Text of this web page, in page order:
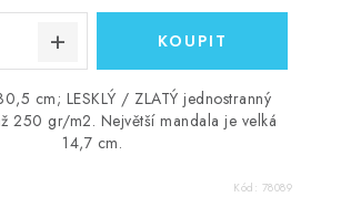
cm; LESKLÝ / ZLATÝ jednostranný
250 gr/m2. Největší mandala je velká
14,7 cm.
Kód: 78089